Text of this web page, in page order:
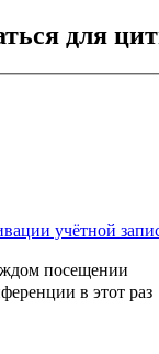
для
учётной
посещении
в этот раз